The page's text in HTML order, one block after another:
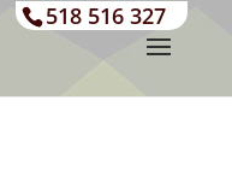
518 516 327